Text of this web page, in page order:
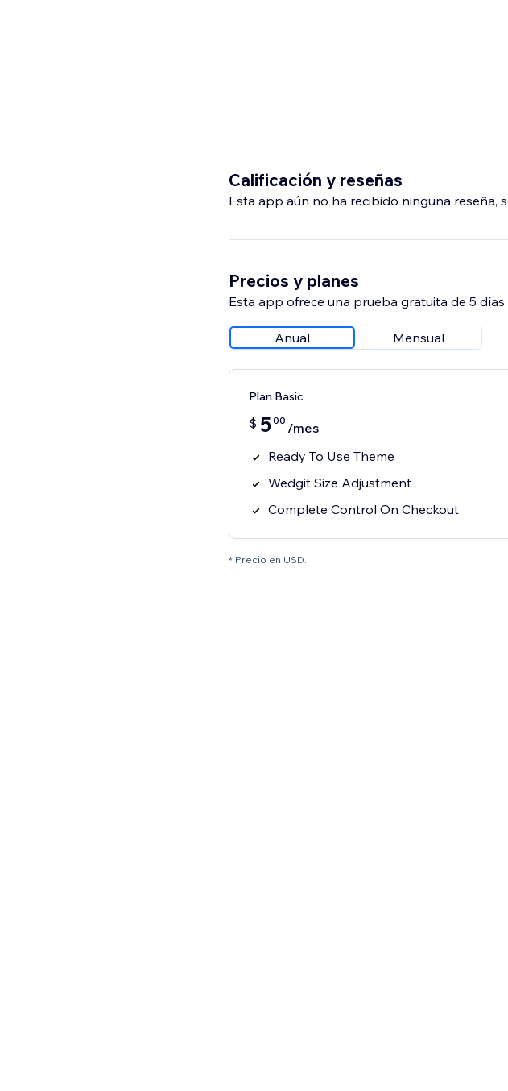
Calificación y reseñas
Esta app aún no ha recibido ninguna reseña,
Precios y planes
Esta app ofrece una prueba gratuita de 5 días
Anual Mensual
Plan Basic
$ 500 /mes
Ready To Use Theme
Wedgit Size Adjustment
Complete Control On Checkout
* Precio en USD.